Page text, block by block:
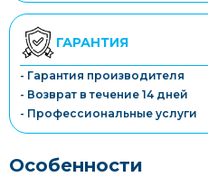
ГАРАНТИЯ
- Гарантия производителя
- Возврат в течение 14 дней
- Профессиональные услуги
Особенности